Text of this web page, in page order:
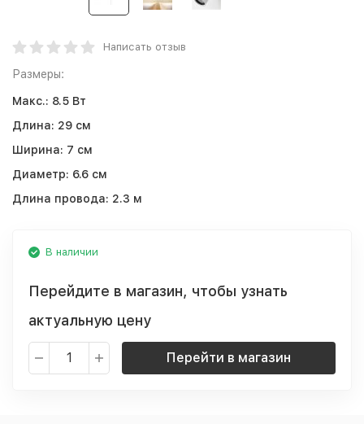
Написать отзыв
Размеры:
Макс.: 8.5 Вт
Длина: 29 см
Ширина: 7 см
Диаметр: 6.6 см
Длина провода: 2.3 м
В наличии
Перейдите в магазин, чтобы узнать
актуальную цену
Перейти в магазин